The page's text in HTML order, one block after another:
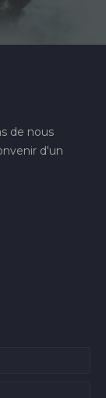
de nous
d'un